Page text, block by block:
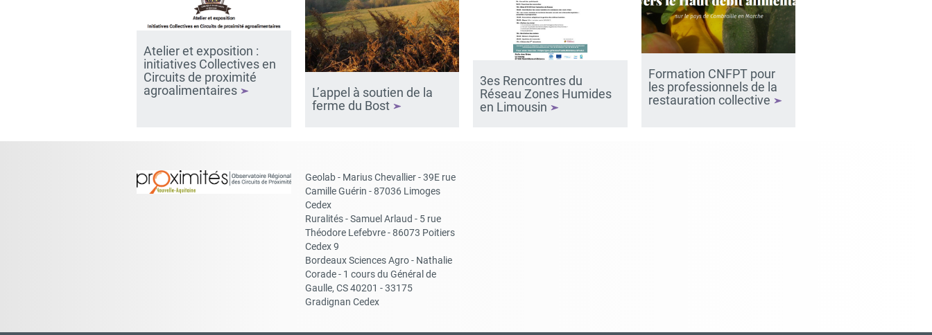
Atelier et exposition :
initiatives Collectives en
Circuits de proximité
agroalimentaires
L’appel à soutien de la
ferme du Bost
3es Rencontres du
Réseau Zones Humides
en Limousin
Formation CNFPT pour
les professionnels de la
restauration collective
Geolab - Marius Chevallier - 39E rue
Camille Guérin - 87036 Limoges
Cedex
Ruralités - Samuel Arlaud - 5 rue
Théodore Lefebvre - 86073 Poitiers
Cedex 9
Bordeaux Sciences Agro - Nathalie
Corade - 1 cours du Général de
Gaulle, CS 40201 - 33175
Gradignan Cedex